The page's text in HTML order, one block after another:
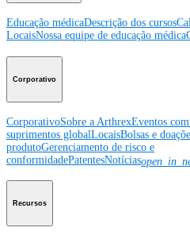
Educação médicaDescrição dos cursos
LocaisNossa equipe de educação médica
Corporativo
CorporativoSobre a ArthrexEventos
suprimentos globalLocaisBolsas e
produtoGerenciamento de risco e
conformidadePatentesNotícias
Recursos